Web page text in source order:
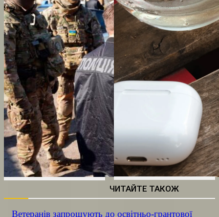
ЧИТАЙТЕ ТАКОЖ
Ветеранів запрошують до освітньо-грантової